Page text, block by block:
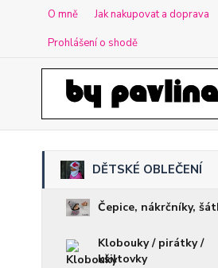
O mně Jak nakupovat a doprava
Prohlášení o shodě
DĚTSKÉ OBLEČENÍ
Čepice, nákrčníky,
Klobouky / pirátky /
kšiltovky